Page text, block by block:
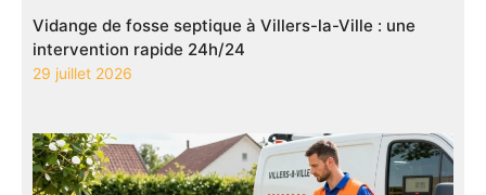
Vidange de fosse septique à Villers-la-Ville : une
intervention rapide 24h/24
29 juillet 2026